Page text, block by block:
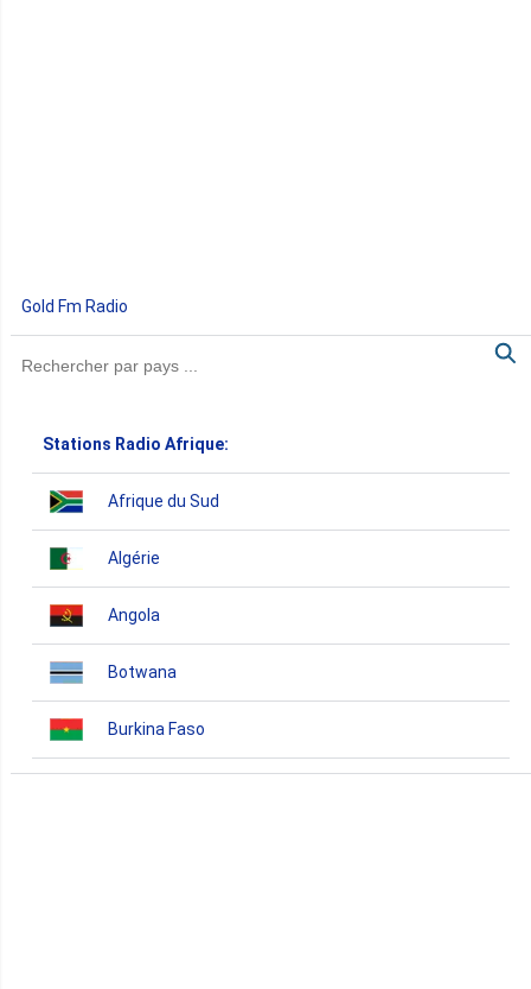
Gold Fm Radio
Stations Radio Afrique:
Afrique du Sud
Algérie
Angola
Botwana
Burkina Faso